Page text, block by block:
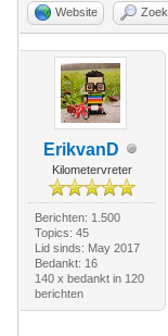
Website Zoek
ErikvanD
Kilometervreter
Berichten: 1.500
Topics: 45
Lid sinds: May 2017
Bedankt: 16
140 x bedankt in 120
berichten